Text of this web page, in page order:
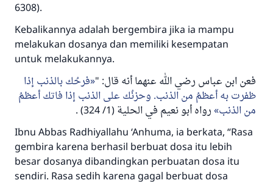
6308).
Kebalikannya adalah bergembira jika ia mampu
melakukan dosanya dan memiliki kesempatan
untuk melakukannya.
فعن ابن عباس رضي الله عنهما أنه قال:
" فرحُك بالذنب إذا
ظفرت به أعظمُ من الذنب. وحزنُك على الذنب إذا فاتك أعظمُ
من الذنب
رواه أبو نعيم في الحلية (1/ 324) .
Ibnu Abbas Radhiyallahu ‘Anhuma, ia berkata, “Rasa
gembira karena berhasil berbuat dosa itu lebih
besar dosanya dibandingkan perbuatan dosa itu
sendiri. Rasa sedih karena gagal berbuat dosa